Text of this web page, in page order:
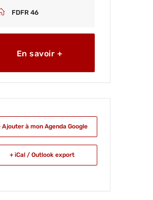
FDFR 46
En savoir +
Ajouter à mon Agenda Google
+ iCal / Outlook export